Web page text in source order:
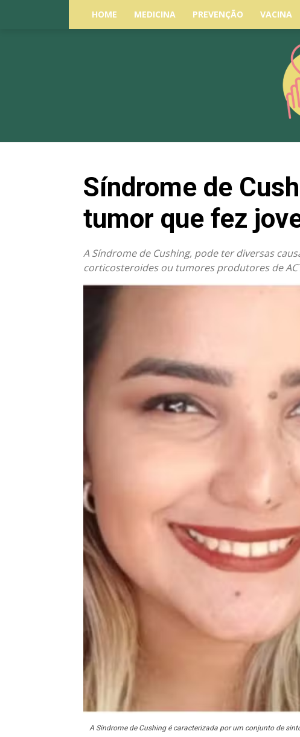
HOME MEDICINA PREVENÇÃO VACINA
Síndrome de
tumor que fez
A Síndrome de Cushing, pode ter diversas
corticosteroides ou tumores produtores de
A Síndrome de Cushing é caracterizada por um conjunto de